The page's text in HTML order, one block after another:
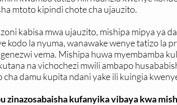
mtoto kipindi chote cha ujauzito.
kabisa mwa ujauzito, mishipa mipya ya
kodo la nyuma, wanawake wenye tatizo la
vema. Mishipa huwa myembamba
na vichochezi mwili ambapo
cha damu kupita ndani yake ili kuingia
zinazosabaisha kufanyika vibaya kwa